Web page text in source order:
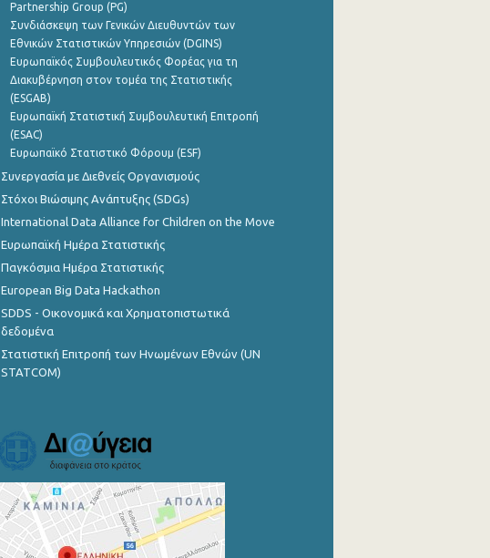
Partnership Group (PG)
Συνδιάσκεψη των Γενικών Διευθυντών των
Εθνικών Στατιστικών Υπηρεσιών (DGINS)
Ευρωπαϊκός Συμβουλευτικός Φορέας για τη
Διακυβέρνηση στον τομέα της Στατιστικής
(ESGAB)
Ευρωπαϊκή Στατιστική Συμβουλευτική Επιτροπή
(ESAC)
Ευρωπαϊκό Στατιστικό Φόρουμ (ESF)
Συνεργασία με Διεθνείς Οργανισμούς
Στόχοι Βιώσιμης Ανάπτυξης (SDGs)
International Data Alliance for Children on the Move
Ευρωπαϊκή Ημέρα Στατιστικής
Παγκόσμια Ημέρα Στατιστικής
European Big Data Hackathon
SDDS - Οικονομικά και Χρηματοπιστωτικά
δεδομένα
Στατιστική Επιτροπή των Ηνωμένων Εθνών (UN
STATCOM)